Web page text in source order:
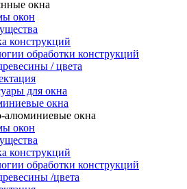
окна
окон
конструкций
обработки конструкций
/ цвета
для окна
окна
алюминиевые окна
окон
конструкций
обработки конструкций
/цвета